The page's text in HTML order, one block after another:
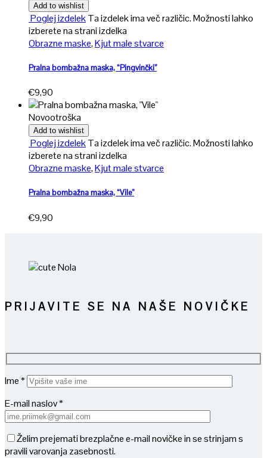
Add to wishlist
Poglej izdelekTa izdelek ima več različic. Možnosti lahko
izberete na strani izdelka
Obrazne maske,Kjut male stvarce
Pralna bombažna maska, “Pingvinčki”
€9,90
Novootroška
Add to wishlist
Poglej izdelekTa izdelek ima več različic. Možnosti lahko
izberete na strani izdelka
Obrazne maske,Kjut male stvarce
Pralna bombažna maska, “Vile”
€9,90
PRIJAVITE SE NA NAŠE NOVIČKE
Ime *
E-mail naslov *
Želim prejemati brezplačne e-mail novičke in se strinjam s
pravili varovanja zasebnosti.